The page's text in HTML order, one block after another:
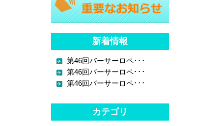
新着情報
第46回バーサーロペ･･･
第46回バーサーロペ･･･
第46回バーサーロペ･･･
カテゴリ